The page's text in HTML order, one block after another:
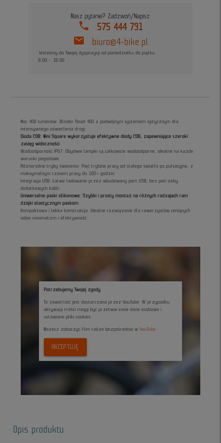
Masz pytanie? Zadzwoń/Napisz
phone 575 444 731
mail biuro@4-bike.pl
Jesteśmy do Twojej dyspozycji od poniedziałku do piątku
8:00 - 16:00
Moc 400 lumenów: Blinder Road 400 z podwójnym systemem optycznym dla
intensywnego oświetlenia drogi.
Dioda COB: Mini Square wykorzystuje efektywne diody COB, zapewniające szeroki
zasięg widoczności.
Wodoodporność IP67: Obydwie lampki są całkowicie wodoodporne, idealne na każde
warunki pogodowe.
Różnorodne tryby świecenia: Pięć trybów pracy od stałego światła po pulsacyjne, z
maksymalnym czasem pracy do 100+ godzin.
Integracja USB: Łatwe ładowanie przez wbudowany port USB, bez potrzeby
dodatkowych kabli.
Uniwersalne paski silikonowe: Szybki i prosty montaż na różnych rodzajach ram
dzięki elastycznym paskom.
Kompaktowa i lekka konstrukcja: Idealne rozwiązanie dla rowerzystów ceniących
sobie minimalizm i efektywność.
Potrzebujemy Twojej zgody
Ta zawartość jest dostarczana przez YouTube. W przypadku
aktywacji treści mogą być przetwarzane dane osobowe i
ustawiane pliki cookies.
Możesz zobaczyc film także bezpośrednio w YouTube
AKCEPTUJĘ
Opis produktu